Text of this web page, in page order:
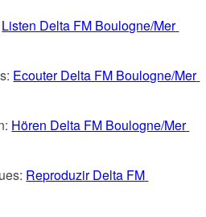
Listen Delta FM Boulogne/Mer
Ecouter Delta FM Boulogne/Mer
Hören Delta FM Boulogne/Mer
Reproduzir Delta FM